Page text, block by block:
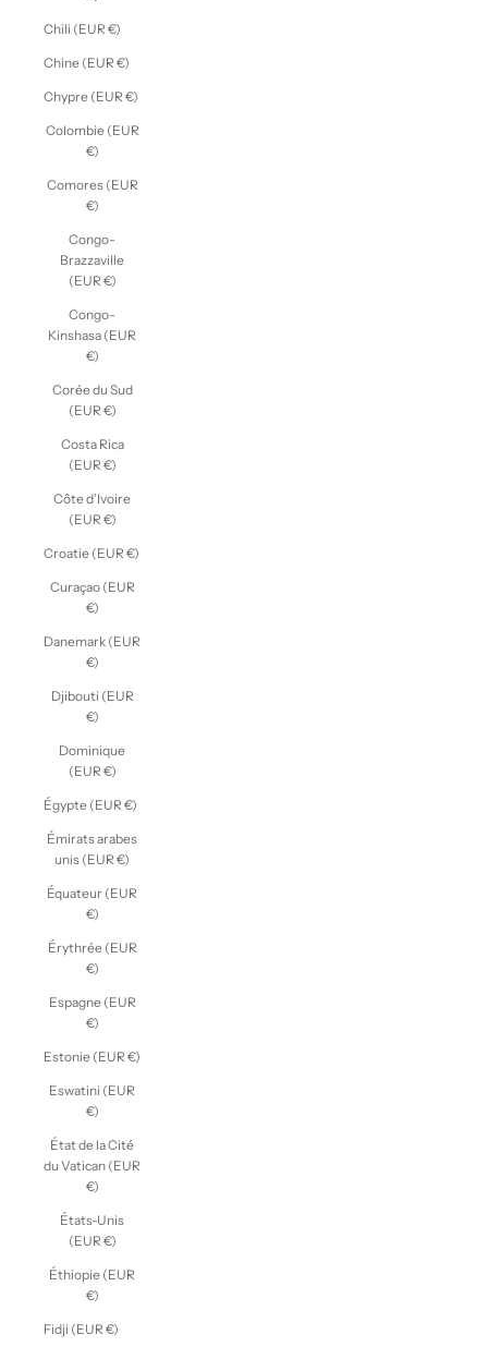
Chili (EUR €)
Chine (EUR €)
Chypre (EUR €)
Colombie (EUR
€)
Comores (EUR
€)
Congo-
Brazzaville
(EUR €)
Congo-
Kinshasa (EUR
€)
Corée du Sud
(EUR €)
Costa Rica
(EUR €)
Côte d’Ivoire
(EUR €)
Croatie (EUR €)
Curaçao (EUR
€)
Danemark (EUR
€)
Djibouti (EUR
€)
Dominique
(EUR €)
Égypte (EUR €)
Émirats arabes
unis (EUR €)
Équateur (EUR
€)
Érythrée (EUR
€)
Espagne (EUR
€)
Estonie (EUR €)
Eswatini (EUR
€)
État de la Cité
du Vatican (EUR
€)
États-Unis
(EUR €)
Éthiopie (EUR
€)
Fidji (EUR €)